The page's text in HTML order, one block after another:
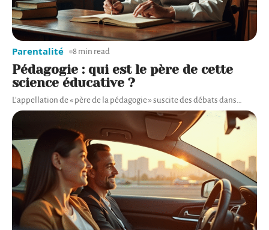
Pédagogie : qui est le père de cette
science éducative ?
L’appellation de « père de la pédagogie » suscite des débats dans…
Parentalité 8 min read